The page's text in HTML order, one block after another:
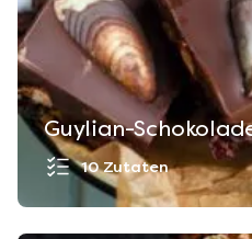
Guylian-
10 Zutaten